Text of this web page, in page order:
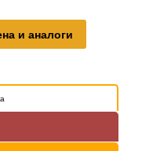
и аналоги